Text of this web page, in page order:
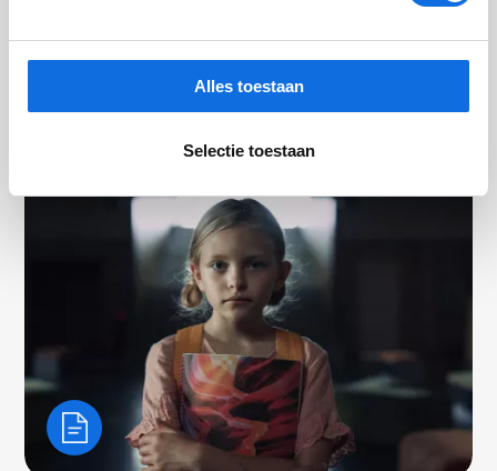
Alles toestaan
Selectie toestaan
doorlopend traject voor jongeren
Programma Skills@ van Levvel zet in op talentontwikkeling,
samenwerking en minder onnodige administratie. Lees meer